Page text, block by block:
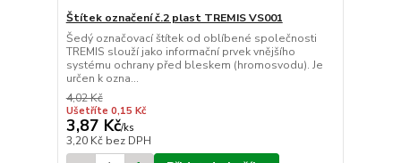
Štítek označení č.2 plast TREMIS VS001
Šedý označovací štítek od oblíbené společnosti
TREMIS slouží jako informační prvek vnějšího
systému ochrany před bleskem (hromosvodu). Je
určen k ozna...
4,02 Kč
Ušetříte 0,15 Kč
3,87 Kč/ks
3,20 Kč bez DPH